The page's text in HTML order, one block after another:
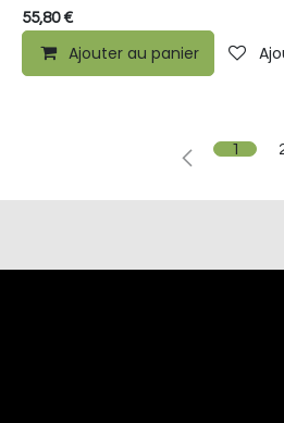
55,80€
Ajouter au panier
1